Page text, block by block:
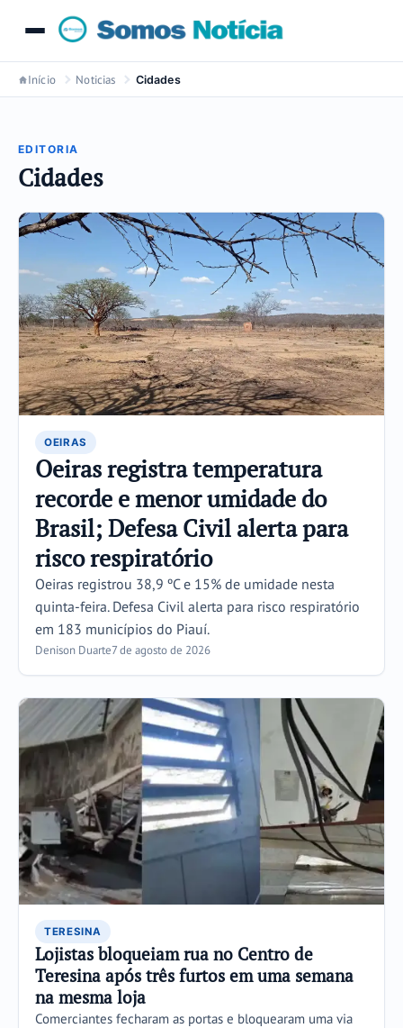
Início Noticias Cidades
EDITORIA
Cidades
OEIRAS
Oeiras registra temperatura
recorde e menor umidade do
Brasil; Defesa Civil alerta para
risco respiratório
Oeiras registrou 38,9 ºC e 15% de umidade nesta
quinta-feira. Defesa Civil alerta para risco respiratório
em 183 municípios do Piauí.
Denison Duarte7 de agosto de 2026
TERESINA
Lojistas bloqueiam rua no Centro de
Teresina após três furtos em uma semana
na mesma loja
Comerciantes fecharam as portas e bloquearam uma via